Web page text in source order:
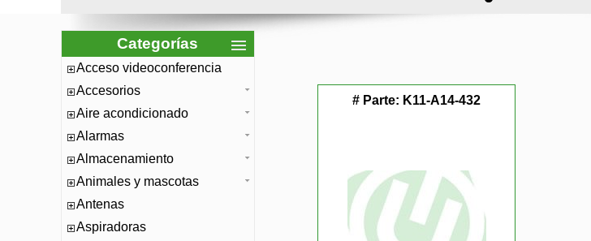
Categorías
Acceso videoconferencia
Accesorios
Aire acondicionado
Alarmas
Almacenamiento
Animales y mascotas
Antenas
Aspiradoras
# Parte: K11-A14-432